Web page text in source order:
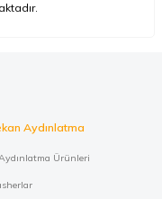
Aydınlatma
Ürünleri